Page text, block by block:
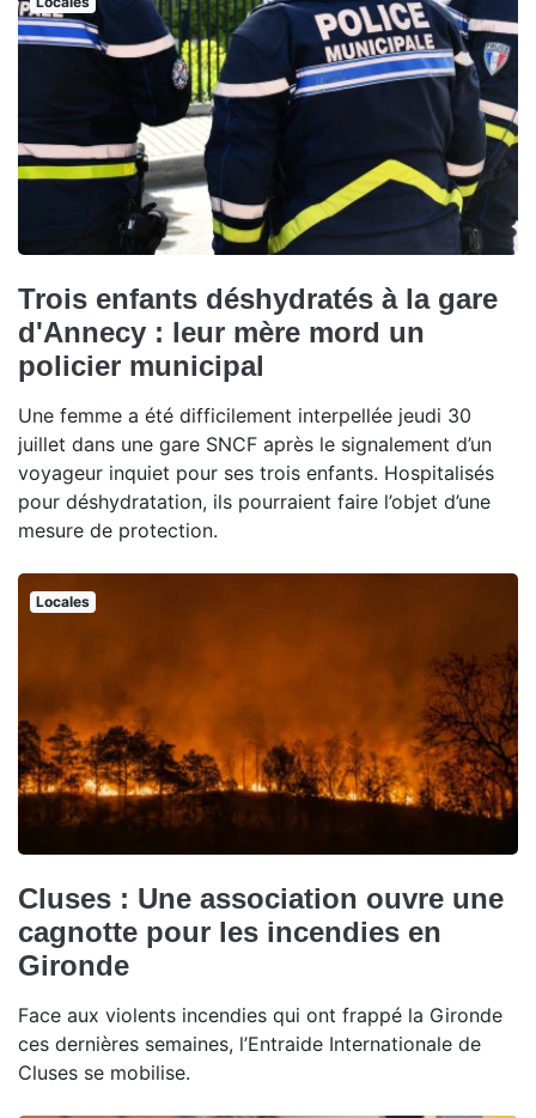
Trois enfants déshydratés à la gare
d'Annecy : leur mère mord un
policier municipal
Une femme a été difficilement interpellée jeudi 30
juillet dans une gare SNCF après le signalement d’un
voyageur inquiet pour ses trois enfants. Hospitalisés
pour déshydratation, ils pourraient faire l’objet d’une
mesure de protection.
Locales
Cluses : Une association ouvre une
cagnotte pour les incendies en
Gironde
Face aux violents incendies qui ont frappé la Gironde
ces dernières semaines, l’Entraide Internationale de
Cluses se mobilise.